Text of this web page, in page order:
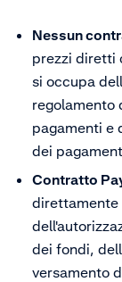
Nessun
prezzi diretti
si occupa
regolamento
pagamenti e
dei
Contratto
direttamente
dei fondi,
versamento